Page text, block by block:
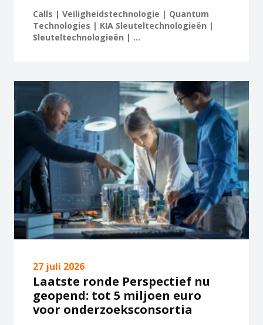
Calls | Veiligheidstechnologie | Quantum
Technologies | KIA Sleuteltechnologieën |
Sleuteltechnologieën | ...
27 juli 2026
Laatste ronde Perspectief nu
geopend: tot 5 miljoen euro
voor onderzoeksconsortia